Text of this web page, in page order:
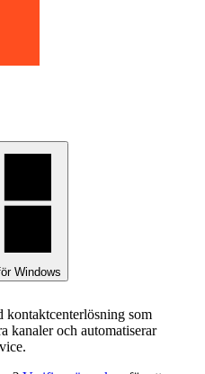
Windows
kontaktcenterlösning som
kanaler och automatiserar